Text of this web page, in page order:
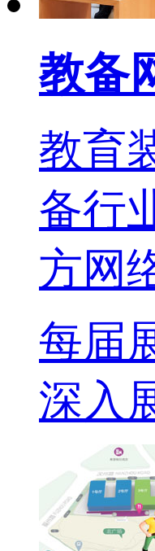
教备
教育
备行
方网
每届
深入